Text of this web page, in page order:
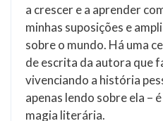
a crescer e a aprender
minhas suposições e
sobre o mundo. Há uma
de escrita da autora que
vivenciando a história
apenas lendo sobre ela –
magia literária.